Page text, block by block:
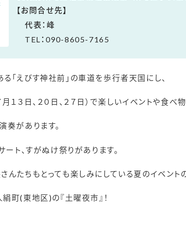
【お問合せ先】
代表：峰
TEL：090-8605-7165
「えびす神社前」の車道を歩行者天国にし、
１３日、２０日、２７日）で楽しいイベントや食べ
奏があります。
ート、すがぬけ祭りがあります。
んたちもとっても楽しみにしている夏のイベント
町(東地区)の『土曜夜市』！